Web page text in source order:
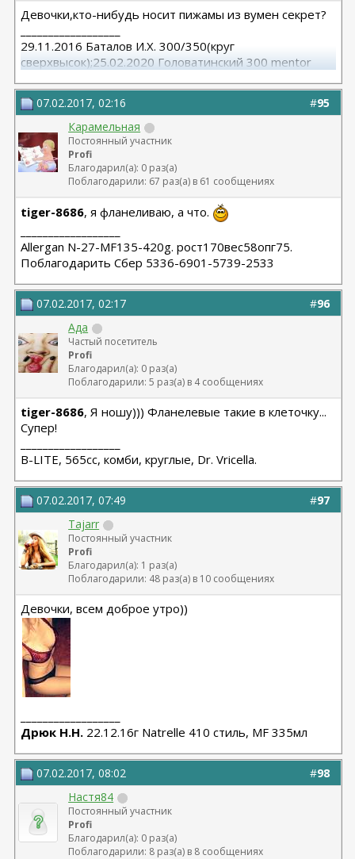
Девочки,кто-нибудь носит пижамы из вумен секрет?
29.11.2016 Баталов И.Х. 300/350(круг
сверхвысок);25.02.2020 Головатинский 300 mentor
#95
07.02.2017, 02:16
Карамельная
Постоянный участник
Profi
Благодарил(а): 0 раз(а)
Поблагодарили: 67 раз(а) в 61 сообщениях
tiger-8686, я фланеливаю, а что.
Allergan N-27-MF135-420g. рост170вес58опг75.
Поблагодарить Сбер 5336-6901-5739-2533
#96
07.02.2017, 02:17
Ада
Частый посетитель
Profi
Благодарил(а): 0 раз(а)
Поблагодарили: 5 раз(а) в 4 сообщениях
tiger-8686, Я ношу))) Фланелевые такие в клеточку...
Супер!
B-LITE, 565сс, комби, круглые, Dr. Vricella.
#97
07.02.2017, 07:49
Tajarr
Постоянный участник
Profi
Благодарил(а): 1 раз(а)
Поблагодарили: 48 раз(а) в 10 сообщениях
Девочки, всем доброе утро))
Дрюк Н.Н. 22.12.16г Natrelle 410 стиль, MF 335мл
#98
07.02.2017, 08:02
Настя84
Постоянный участник
Profi
Благодарил(а): 0 раз(а)
Поблагодарили: 8 раз(а) в 8 сообщениях